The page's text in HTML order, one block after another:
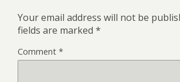
Your email address will not be
fields are marked *
Comment *